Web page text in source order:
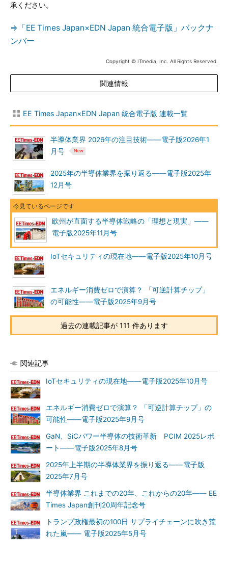
承ください。
⇒「EE Times Japan×EDN Japan 統合電子版」バックナ
ンバー
Copyright © ITmedia, Inc. All Rights Reserved.
関連情報
EE Times Japan×EDN Japan 統合電子版 連載一覧
半導体業界 2026年の注目技術――電子版2026年1
月号
2025年の半導体業界を振り返る――電子版2025年
12月号
欧州が直面する半導体戦略の「理想と現実」――
電子版2025年11月号
IoTセキュリティの現在地――電子版2025年10月号
エネルギー消費ゼロで演算？ 「可逆計算チップ」
の可能性――電子版2025年9月号
過去の連載記事が 111 件あります
関連記事
IoTセキュリティの現在地――電子版2025年10月号
エネルギー消費ゼロで演算？ 「可逆計算チップ」の
可能性――電子版2025年9月号
GaN、SiCパワー半導体の技術革新 PCIM 2025レポ
ート――電子版2025年8月号
2025年上半期の半導体業界を振り返る――電子版
2025年7月号
半導体業界 これまでの20年、これからの20年―― EE
Times Japan創刊20周年記念号
トランプ政権最初の100日 サプライチェーンに吹き荒
れた嵐―― 電子版2025年5月号